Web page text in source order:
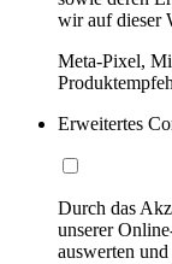
wir auf dieser
Meta-Pixel,
Erweitertes
Durch das
unserer
auswerten